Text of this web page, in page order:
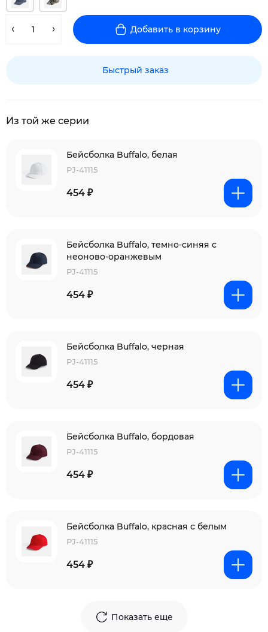
Добавить в корзину
Быстрый заказ
Из той же серии
Бейсболка Buffalo, белая
PJ-41115
454 ₽
Бейсболка Buffalo, темно-синяя с
неоново-оранжевым
PJ-41115
454 ₽
Бейсболка Buffalo, черная
PJ-41115
454 ₽
Бейсболка Buffalo, бордовая
PJ-41115
454 ₽
Бейсболка Buffalo, красная с белым
PJ-41115
454 ₽
Показать еще